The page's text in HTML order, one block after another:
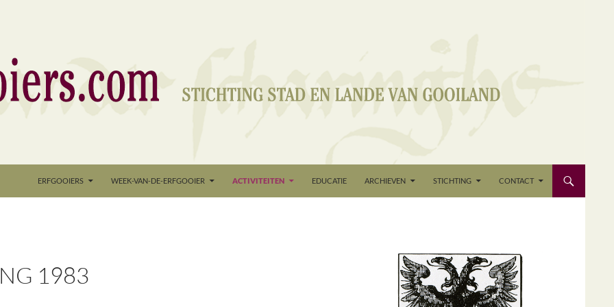
ERFGOOIERS WEEK-VAN-DE-ERFGOOIER ACTIVITEITEN EDUCATIE ARCHIEVEN STICHTING CONTACT
1983